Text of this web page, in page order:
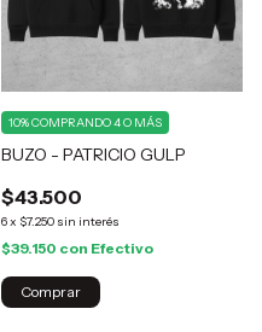
BUZO - PATRICIO GULP
$43.500
6x $7.250 sin interés
10%COMPRANDO 4 O MÁS
$39.150 con Efectivo
Comprar